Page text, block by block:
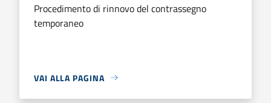
Procedimento di rinnovo del contrassegno
temporaneo
VAI ALLA PAGINA